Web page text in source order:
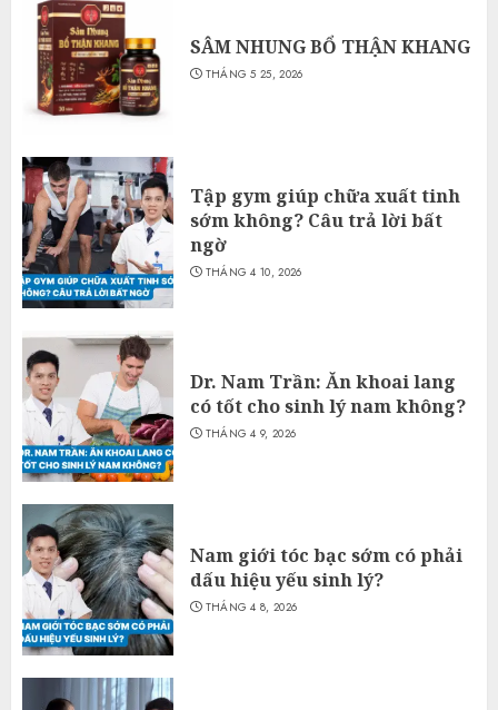
SÂM NHUNG BỔ THẬN KHANG
THÁNG 5 25, 2026
Tập gym giúp chữa xuất tinh
sớm không? Câu trả lời bất
ngờ
THÁNG 4 10, 2026
Dr. Nam Trần: Ăn khoai lang
có tốt cho sinh lý nam không?
THÁNG 4 9, 2026
Nam giới tóc bạc sớm có phải
dấu hiệu yếu sinh lý?
THÁNG 4 8, 2026